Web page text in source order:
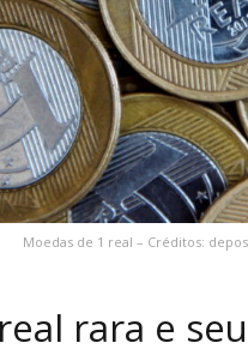
Moedas de 1 real – Créditos:
rara e